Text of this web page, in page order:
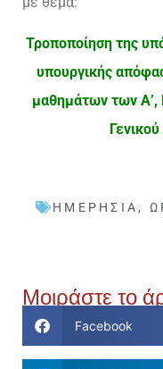
Τροποποίηση της
υπουργικής
μαθημάτων των Α’,
ΗΜΕΡΉΣΙΑ ,
Μοιράστε το
Facebook